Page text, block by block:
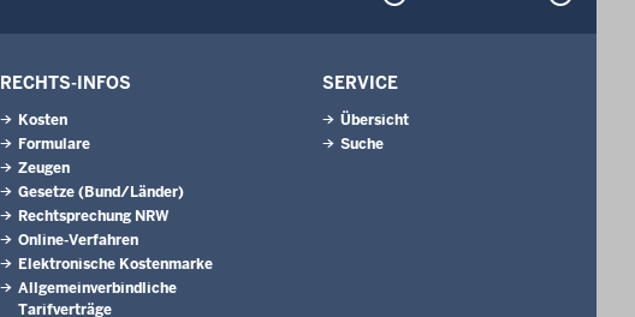
RECHTS-INFOS
Kosten
Formulare
Zeugen
Gesetze (Bund/Länder)
Rechtsprechung NRW
Online-Verfahren
Elektronische Kostenmarke
Allgemeinverbindliche
Tarifverträge
SERVICE
Übersicht
Suche